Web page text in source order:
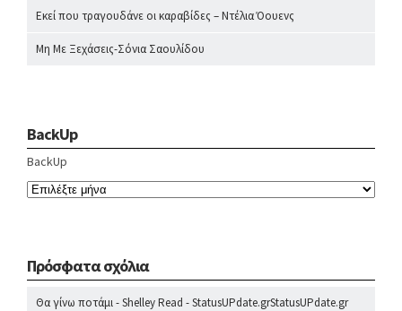
Εκεί που τραγουδάνε οι καραβίδες – Ντέλια Όουενς
Μη Με Ξεχάσεις-Σόνια Σαουλίδου
BackUp
BackUp
Πρόσφατα σχόλια
Θα γίνω ποτάμι - Shelley Read - StatusUPdate.grStatusUPdate.gr